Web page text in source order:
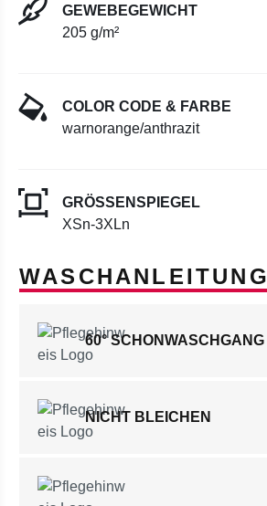
GEWEBEGEWICHT
205 g/m²
COLOR CODE & FARBE
warnorange/anthrazit
GRÖSSENSPIEGEL
XSn-3XLn
WASCHANLEITUNG
60° SCHONWASCHGANG
NICHT BLEICHEN